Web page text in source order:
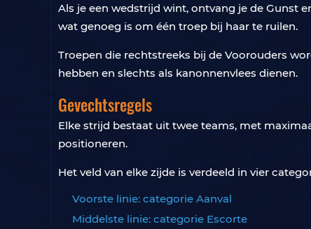
Als je een wedstrijd wint, ontvang je de Gunst
wat genoeg is om één troep bij haar te ruilen.
Troepen die rechtstreeks bij de Voorouders
hebben en slechts als kanonnenvlees dienen.
Gevechtsregels
Elke strijd bestaat uit twee teams, met
positioneren.
Het veld van elke zijde is verdeeld in vier
Voorste linie: categorie Aanval
Middelste linie: categorie Escorte